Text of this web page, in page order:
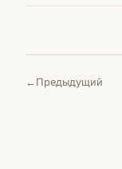
Предыдущий